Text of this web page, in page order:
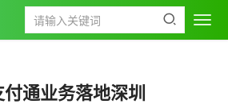
通业务落地深圳